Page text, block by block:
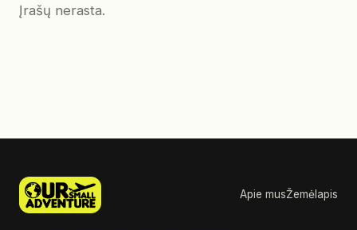
Įrašų nerasta.
Apie musŽemėlapis